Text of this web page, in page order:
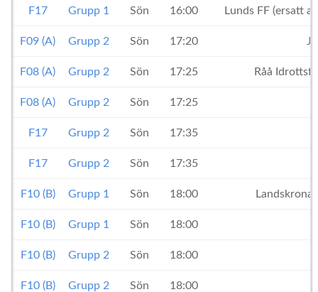
F17 Grupp 1 Sön 16:00 Lunds FF (ersatt
F09 (A) Grupp 2 Sön 17:20
F08 (A) Grupp 2 Sön 17:25 Råå
F08 (A) Grupp 2 Sön 17:25
F17 Grupp 2 Sön 17:35
F17 Grupp 2 Sön 17:35
F10 (B) Grupp 1 Sön 18:00 Landskrona
F10 (B) Grupp 1 Sön 18:00
F10 (B) Grupp 2 Sön 18:00
F10 (B) Grupp 2 Sön 18:00